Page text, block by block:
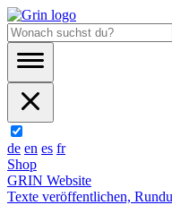
de en es fr
Shop
GRIN Website
Texte veröffentlichen,